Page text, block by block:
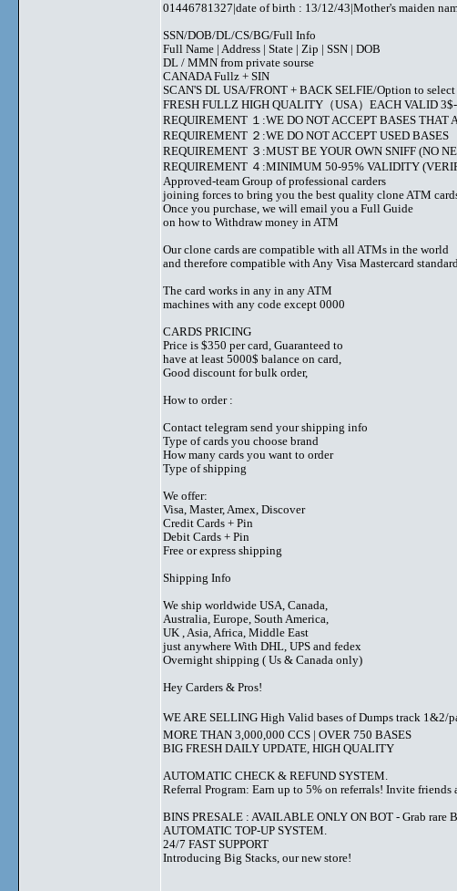
01446781327|date of birth : 13/12/43|Mother's maiden
SSN/DOB/DL/CS/BG/Full Info
Full Name | Address | State | Zip | SSN | DOB
DL / MMN from private sourse
CANADA Fullz + SIN
SCAN'S DL USA/FRONT + BACK SELFIE/Option to select
FRESH FULLZ HIGH QUALITY（USA）EACH VALID
REQUIREMENT １:WE DO NOT ACCEPT BASES THAT
REQUIREMENT ２:WE DO NOT ACCEPT USED BASES
REQUIREMENT ３:MUST BE YOUR OWN SNIFF (NO
REQUIREMENT ４:MINIMUM 50-95% VALIDITY
Approved-team Group of professional carders
joining forces to bring you the best quality clone ATM
Once you purchase, we will email you a Full Guide
on how to Withdraw money in ATM
Our clone cards are compatible with all ATMs in the world
and therefore compatible with Any Visa Mastercard standard.
The card works in any in any ATM
machines with any code except 0000
CARDS PRICING
Price is $350 per card, Guaranteed to
have at least 5000$ balance on card,
Good discount for bulk order,
How to order :
Contact telegram send your shipping info
Type of cards you choose brand
How many cards you want to order
Type of shipping
We offer:
Visa, Master, Amex, Discover
Credit Cards + Pin
Debit Cards + Pin
Free or express shipping
Shipping Info
We ship worldwide USA, Canada,
Australia, Europe, South America,
UK , Asia, Africa, Middle East
just anywhere With DHL, UPS and fedex
Overnight shipping ( Us & Canada only)
Hey Carders & Pros!
WE ARE SELLING High Valid bases of Dumps track 1&2/
MORE THAN 3,000,000 CCS | OVER 750 BASES
BIG FRESH DAILY UPDATE, HIGH QUALITY
AUTOMATIC CHECK & REFUND SYSTEM.
Referral Program: Earn up to 5% on referrals! Invite friends
BINS PRESALE : AVAILABLE ONLY ON BOT - Grab rare
AUTOMATIC TOP-UP SYSTEM.
24/7 FAST SUPPORT
Introducing Big Stacks, our new store!